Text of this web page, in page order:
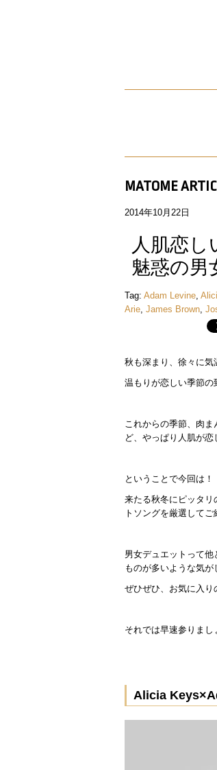
MATOME
2014年10月22日
人肌恋し
魅惑の男
Tag: Adam Levine,
Arie, James Brown,
秋も深まり、徐々に気
温もりが恋しい季節の
これからの季節、肉
ど、やっぱり人肌が恋
ということで今回は！
来たる秋冬にピッタリ
トソングを厳選してご
男女デュエットって
ものが多いような気が
ぜひぜひ、お気に入り
それでは早速参りま
Alicia